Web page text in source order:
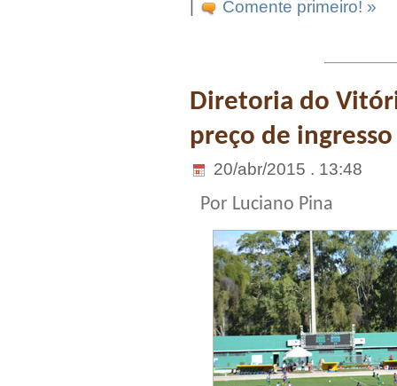
Comente primeiro! »
Diretoria do
preço de ingresso
20/abr/2015 . 13:48
Por Luciano Pina